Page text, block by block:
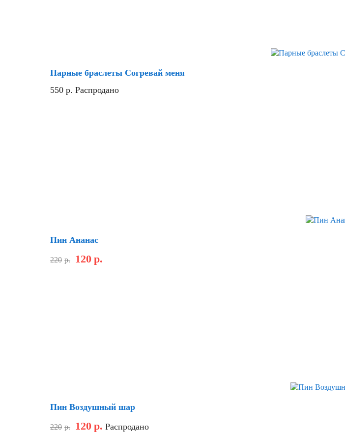
Парные браслеты Согревай меня
550 р. Распродано
Пин Ананас
220 р. 120 р.
Пин Воздушный шар
220 р. 120 р. Распродано